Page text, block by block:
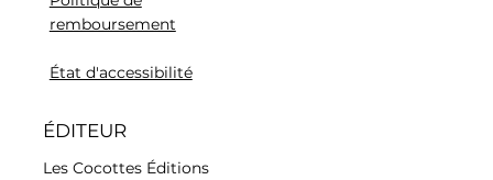
remboursement
État d'accessibilité
ÉDITEUR
Les Cocottes Éditions